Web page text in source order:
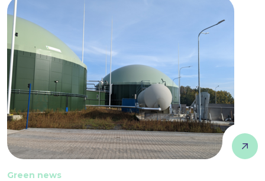
Green news